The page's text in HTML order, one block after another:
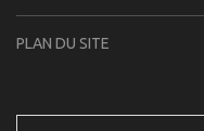
PLAN DU SITE